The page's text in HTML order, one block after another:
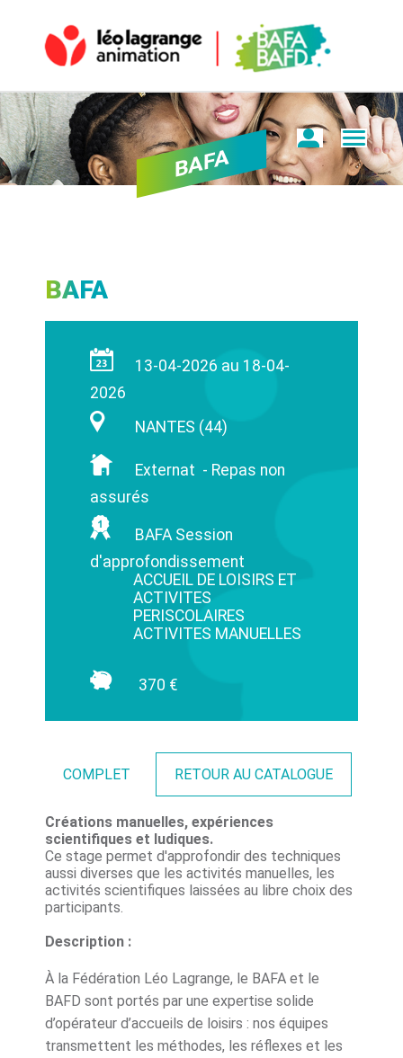
BAFA
BAFA
13-04-2026 au 18-04-
2026
NANTES (44)
Externat - Repas non
assurés
BAFA Session
d'approfondissement
ACCUEIL DE LOISIRS ET
ACTIVITES
PERISCOLAIRES
ACTIVITES MANUELLES
370 €
COMPLET RETOUR AU CATALOGUE
Créations manuelles, expériences
scientifiques et ludiques.
Ce stage permet d'approfondir des techniques
aussi diverses que les activités manuelles, les
activités scientifiques laissées au libre choix des
participants.
Description :
À la Fédération Léo Lagrange, le BAFA et le
BAFD sont portés par une expertise solide
d’opérateur d’accueils de loisirs : nos équipes
transmettent les méthodes, les réflexes et les